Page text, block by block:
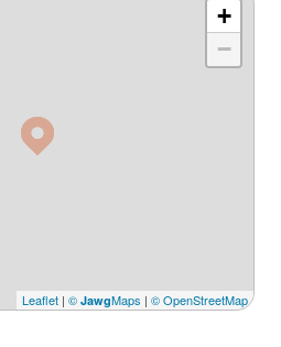
+
−
Leaflet | © JawgMaps | © OpenStreetMap